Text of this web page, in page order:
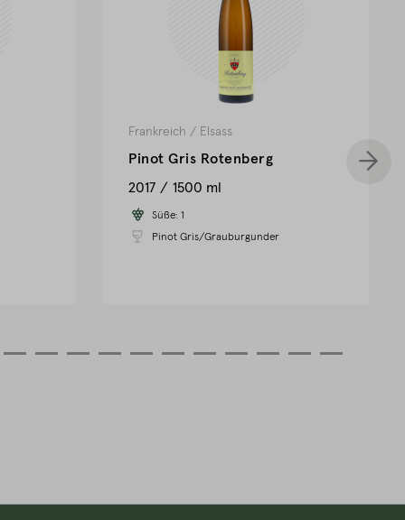
Frankreich / Elsass
Pinot Gris Rotenberg
2017
1500 ml
Süße:1
Pinot Gris/Grauburgunder